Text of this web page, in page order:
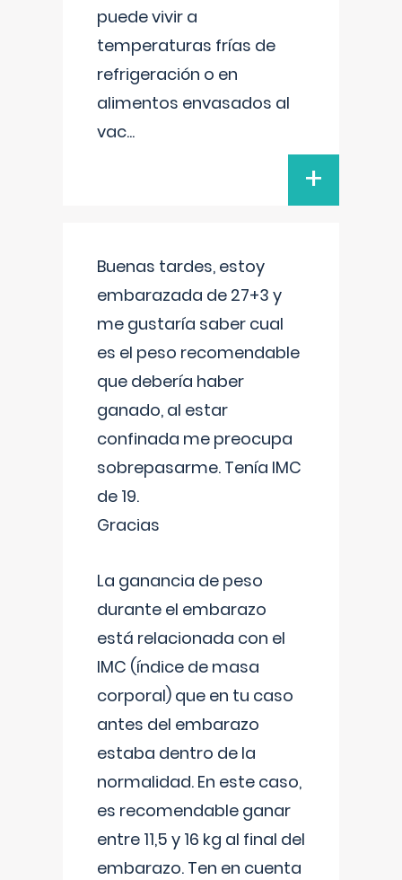
puede vivir a
temperaturas frías de
refrigeración o en
alimentos envasados al
vac...
+
Buenas tardes, estoy
embarazada de 27+3 y
me gustaría saber cual
es el peso recomendable
que debería haber
ganado, al estar
confinada me preocupa
sobrepasarme. Tenía IMC
de 19.
Gracias
La ganancia de peso
durante el embarazo
está relacionada con el
IMC (índice de masa
corporal) que en tu caso
antes del embarazo
estaba dentro de la
normalidad. En este caso,
es recomendable ganar
entre 11,5 y 16 kg al final del
embarazo. Ten en cuenta